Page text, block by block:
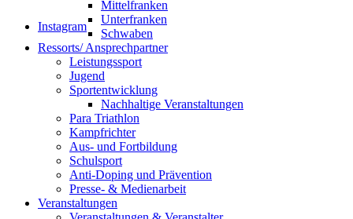
Instagram
Mittelfranken
Unterfranken
Schwaben
Ressorts/ Ansprechpartner
Leistungssport
Jugend
Sportentwicklung
Nachhaltige Veranstaltungen
Para Triathlon
Kampfrichter
Aus- und Fortbildung
Schulsport
Anti-Doping und Prävention
Presse- & Medienarbeit
Veranstaltungen